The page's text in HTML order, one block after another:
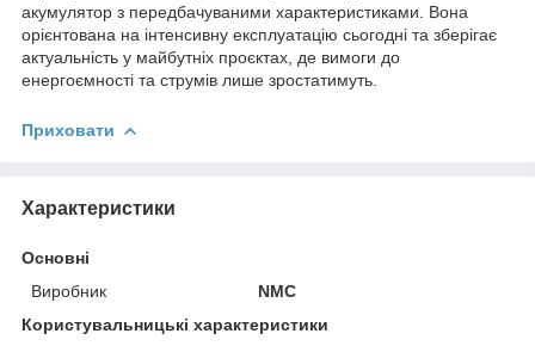
акумулятор з передбачуваними характеристиками. Вона
орієнтована на інтенсивну експлуатацію сьогодні та зберігає
актуальність у майбутніх проєктах, де вимоги до
енергоємності та струмів лише зростатимуть.
Приховати
Характеристики
Основні
Виробник
NMC
Користувальницькі характеристики